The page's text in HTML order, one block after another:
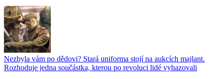
Nezbyla vám po dědovi? Stará uniforma stojí na aukcích majlant.
Rozhoduje jedna součástka, kterou po revoluci lidé vyhazovali